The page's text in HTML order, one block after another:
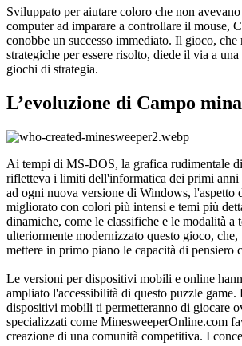
Sviluppato per aiutare coloro che non
computer ad imparare a controllare il mouse,
conobbe un successo immediato. Il gioco,
strategiche per essere risolto, diede il via a
giochi di strategia.
L’evoluzione di Campo
Ai tempi di MS-DOS, la grafica rudimentale
rifletteva i limiti dell'informatica dei primi anni
ad ogni nuova versione di Windows, l'aspetto
migliorato con colori più intensi e temi più
dinamiche, come le classifiche e le modalità a
ulteriormente modernizzato questo gioco, che,
mettere in primo piano le capacità di pensiero
Le versioni per dispositivi mobili e online
ampliato l'accessibilità di questo puzzle game.
dispositivi mobili ti permetteranno di giocare
specializzati come MinesweeperOnline.com
creazione di una comunità competitiva. I